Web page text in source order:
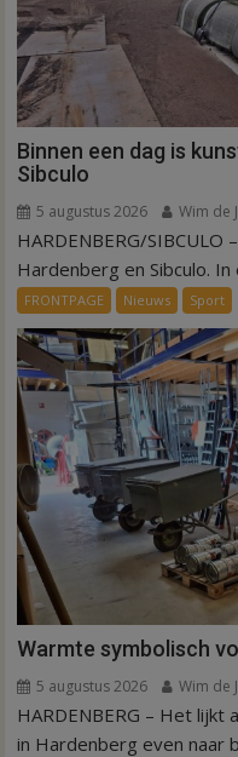
Binnen een dag is
Sibculo
5 augustus 2026 Wim de
HARDENBERG/
Hardenberg en Sibculo. In
FRONTPAGE Nieuws Sport
Warmte symbolisch
5 augustus 2026 Wim de
HARDENBERG – Het
in Hardenberg even naar